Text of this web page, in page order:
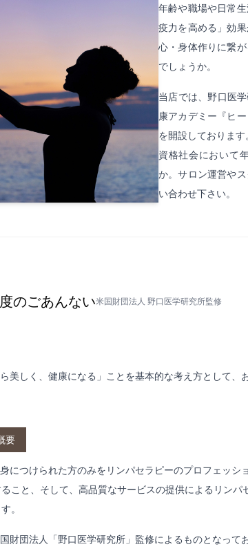
年齢や職場や日常
疫力を高める」効
心・身体作りに繋
でしょうか。
当店では、野口医
康アカデミー『ヒ
を開設しております。
資格社会において
か。サロン運営や
い合わせ下さい。
のごあんない米国財団法人 野口医学研究所監修
美しく、健康になる」ことを基本的な考え方として、
要
につけられた方のみをリンパセラピーのプロフェッシ
こと、そして、高品質なサービスの提供によるリン
。
財団法人「野口医学研究所」監修によるものとなっ